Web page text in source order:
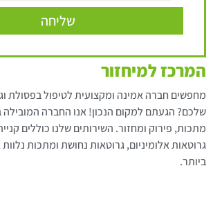
שליחה
המרכז למיחזור
מחפשים חברה אמינה ומקצועית לטיפול בפסולת
שלכם? הגעתם למקום הנכון! אנו החברה המובילה
מתכות, פירוק ומחזור. השירותים שלנו כוללים
גרוטאות אלומיניום, גרוטאות נחושת ומתכות
ביותר.